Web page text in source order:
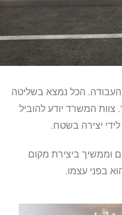
הכל נמצא בשליטה
המשרד יודע להוביל
יצירה בשטח.
וממשיך ביצירת מקום
בפני עצמו.